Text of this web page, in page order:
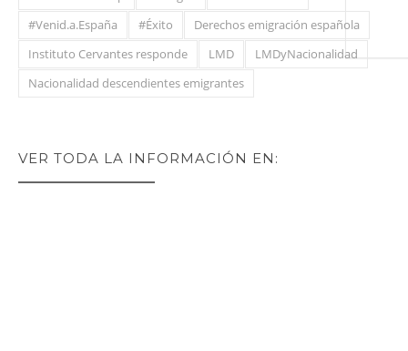
#Venid.a.España
#Éxito
Derechos emigración española
Instituto Cervantes responde
LMD
LMDyNacionalidad
Nacionalidad descendientes emigrantes
VER TODA LA INFORMACIÓN EN: